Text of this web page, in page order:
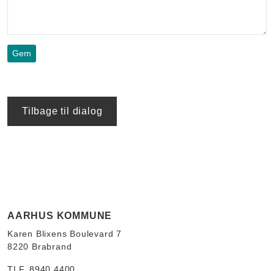
Tilbage til dialog
AARHUS KOMMUNE
Karen Blixens Boulevard 7
8220 Brabrand
TLF. 8940 4400